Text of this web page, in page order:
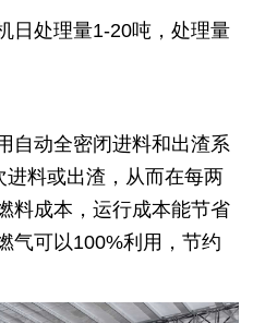
日处理量1-20吨，处理量
自动全密闭进料和出渣系
料或出渣，从而在每两
料成本，运行成本能节省
气可以100%利用，节约